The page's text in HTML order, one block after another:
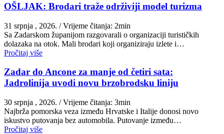
OŠLJAK: Brodari traže održiviji model turizma
31 srpnja , 2026. / Vrijeme čitanja: 2min
Sa Zadarskom županijom razgovarali o organizaciji turističkih
dolazaka na otok. Mali brodari koji organiziraju izlete i…
Pročitaj više
Zadar do Ancone za manje od četiri sata:
Jadrolinija uvodi novu brzobrodsku liniju
30 srpnja , 2026. / Vrijeme čitanja: 3min
Najbrža pomorska veza između Hrvatske i Italije donosi novo
iskustvo putovanja bez automobila. Putovanje između…
Pročitaj više